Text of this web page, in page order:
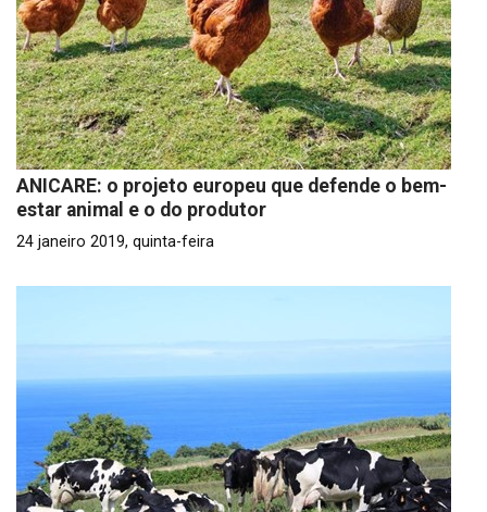
ANICARE: o projeto europeu que defende o bem-
estar animal e o do produtor
24 janeiro 2019, quinta-feira